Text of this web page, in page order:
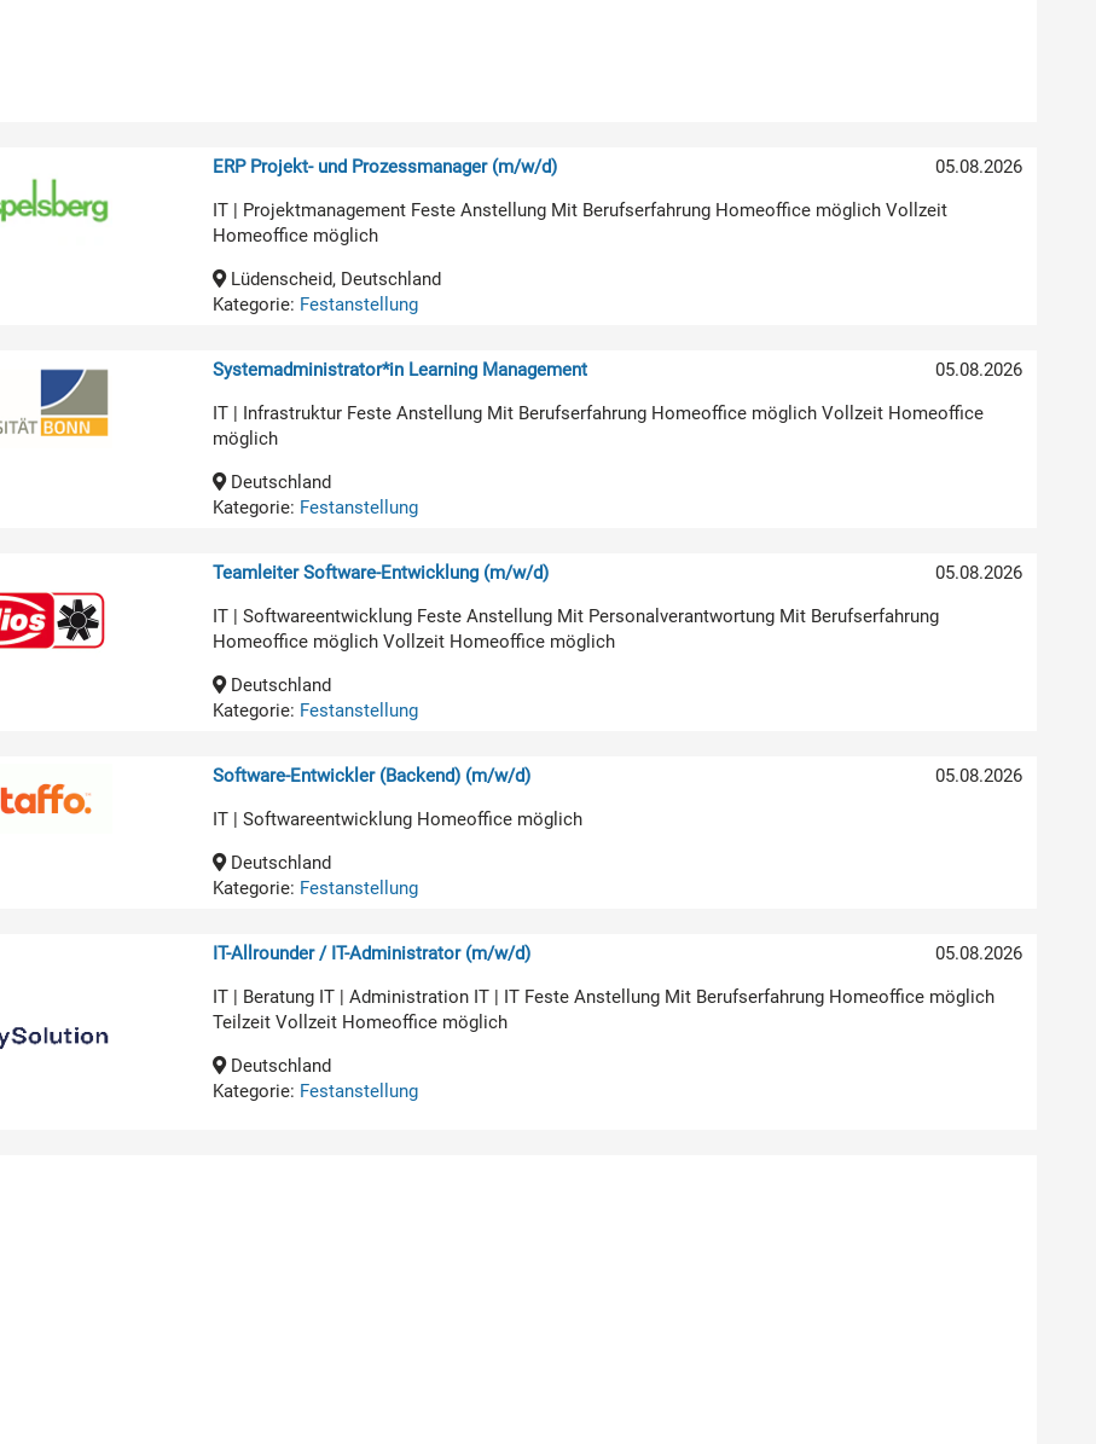
05.08.2026
ERP Projekt- und Prozessmanager (m/w/d)
IT | Projektmanagement Feste Anstellung Mit Berufserfahrung Homeoffice möglich Vollzeit
Homeoffice möglich
Lüdenscheid, Deutschland
Kategorie: Festanstellung
05.08.2026
Systemadministrator*in Learning Management
IT | Infrastruktur Feste Anstellung Mit Berufserfahrung Homeoffice möglich Vollzeit Homeoffice
möglich
Deutschland
Kategorie: Festanstellung
05.08.2026
Teamleiter Software-Entwicklung (m/w/d)
IT | Softwareentwicklung Feste Anstellung Mit Personalverantwortung Mit Berufserfahrung
Homeoffice möglich Vollzeit Homeoffice möglich
Deutschland
Kategorie: Festanstellung
05.08.2026
Software-Entwickler (Backend) (m/w/d)
IT | Softwareentwicklung Homeoffice möglich
Deutschland
Kategorie: Festanstellung
05.08.2026
IT-Allrounder / IT-Administrator (m/w/d)
IT | Beratung IT | Administration IT | IT Feste Anstellung Mit Berufserfahrung Homeoffice möglich
Teilzeit Vollzeit Homeoffice möglich
Deutschland
Kategorie: Festanstellung